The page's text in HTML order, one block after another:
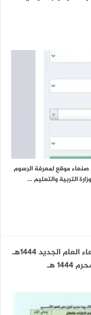
صنعاء موقع لمعرفة الرسوم
التربية والتعليم …
الإعلان عن بدء الدراسه في اليمن صنعاء العام الجديد 1444هـ